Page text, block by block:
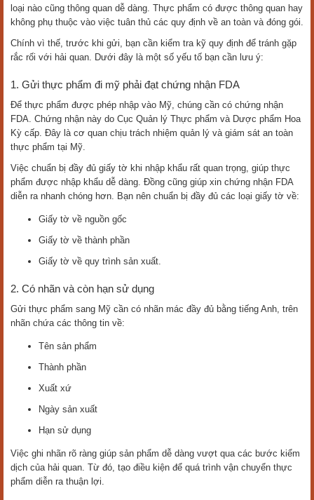
loại nào cũng thông quan dễ dàng. Thực phẩm có được thông quan hay
không phụ thuộc vào việc tuân thủ các quy định về an toàn và đóng gói.
Chính vì thế, trước khi gửi, bạn cần kiểm tra kỹ quy định để tránh gặp
rắc rối với hải quan. Dưới đây là một số yếu tố bạn cần lưu ý:
1. Gửi thực phẩm đi mỹ phải đạt chứng nhận FDA
Để thực phẩm được phép nhập vào Mỹ, chúng cần có chứng nhận
FDA. Chứng nhận này do Cục Quản lý Thực phẩm và Dược phẩm Hoa
Kỳ cấp. Đây là cơ quan chịu trách nhiệm quản lý và giám sát an toàn
thực phẩm tại Mỹ.
Việc chuẩn bị đầy đủ giấy tờ khi nhập khẩu rất quan trọng, giúp thực
phẩm được nhập khẩu dễ dàng. Đồng cũng giúp xin chứng nhận FDA
diễn ra nhanh chóng hơn. Bạn nên chuẩn bị đầy đủ các loại giấy tờ về:
Giấy tờ về nguồn gốc
Giấy tờ về thành phần
Giấy tờ về quy trình sản xuất.
2. Có nhãn và còn hạn sử dụng
Gửi thực phẩm sang Mỹ cần có nhãn mác đầy đủ bằng tiếng Anh, trên
nhãn chứa các thông tin về:
Tên sản phẩm
Thành phần
Xuất xứ
Ngày sản xuất
Hạn sử dụng
Việc ghi nhãn rõ ràng giúp sản phẩm dễ dàng vượt qua các bước kiểm
dịch của hải quan. Từ đó, tạo điều kiện để quá trình vận chuyển thực
phẩm diễn ra thuận lợi.